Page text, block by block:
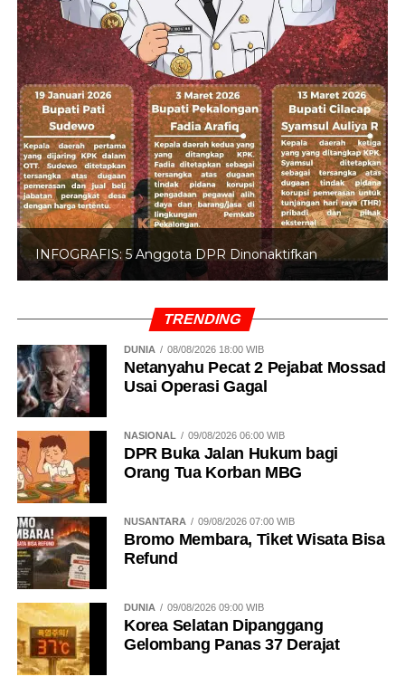
INFOGRAFIS: 5 Anggota DPR Dinonaktifkan
TRENDING
DUNIA 08/08/2026 18:00 WIB
Netanyahu Pecat 2 Pejabat Mossad
Usai Operasi Gagal
NASIONAL 09/08/2026 06:00 WIB
DPR Buka Jalan Hukum bagi
Orang Tua Korban MBG
NUSANTARA 09/08/2026 07:00 WIB
Bromo Membara, Tiket Wisata Bisa
Refund
DUNIA 09/08/2026 09:00 WIB
Korea Selatan Dipanggang
Gelombang Panas 37 Derajat